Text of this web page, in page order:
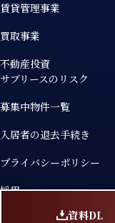
賃貸管理事業
買取事業
不動産投資
サブリースのリスク
募集中物件一覧
入居者の退去手続き
プライバシーポリシー
採用
資料DL